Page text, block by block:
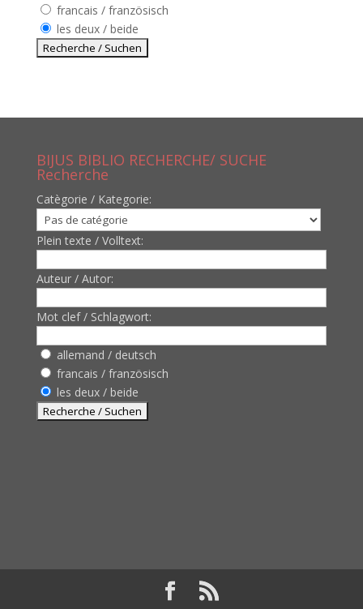
francais / französisch
les deux / beide
BIJUS BIBLIO RECHERCHE/ SUCHE
Recherche
Catègorie / Kategorie:
Plein texte / Volltext:
Auteur / Autor:
Mot clef / Schlagwort:
allemand / deutsch
francais / französisch
les deux / beide